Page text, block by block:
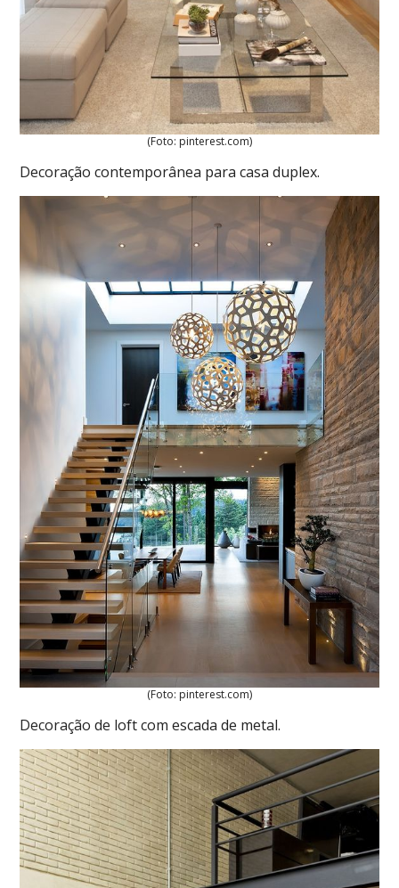
(Foto: pinterest.com)
Decoração contemporânea para casa duplex.
(Foto: pinterest.com)
Decoração de loft com escada de metal.